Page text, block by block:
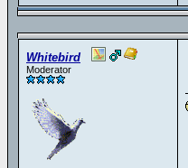
Whitebird
Moderator